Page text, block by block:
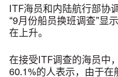
ITF海员和内陆航行部协
“9月份船员换班调查”显
在上升。
在接受ITF调查的海员中
60.1%的人表示，由于在